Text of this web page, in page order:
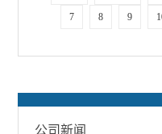
7 8 9
公司新闻